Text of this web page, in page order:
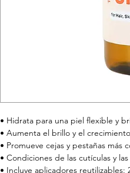
• Hidrata para una piel flexible y
• Aumenta el brillo y el
• Promueve cejas y pestañas más
• Condiciones de las cutículas y las
• Incluye aplicadores